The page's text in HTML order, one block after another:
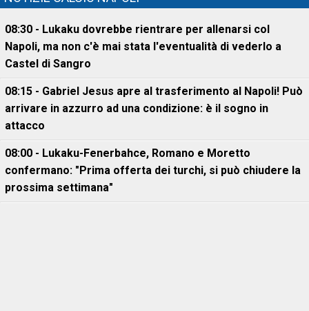
08:30 - Lukaku dovrebbe rientrare per allenarsi col
Napoli, ma non c'è mai stata l'eventualità di vederlo a
Castel di Sangro
08:15 - Gabriel Jesus apre al trasferimento al Napoli! Può
arrivare in azzurro ad una condizione: è il sogno in
attacco
08:00 - Lukaku-Fenerbahce, Romano e Moretto
confermano: "Prima offerta dei turchi, si può chiudere la
prossima settimana"